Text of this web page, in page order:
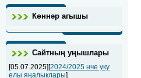
Көннәр агышы
Сайтның уңышлары
[05.07.2025][2024/2025 нче уку
елы яңалыклары]